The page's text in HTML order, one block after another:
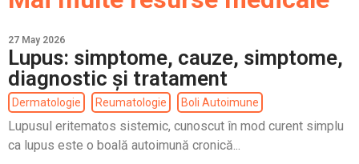
27 May 2026
Lupus: simptome, cauze, simptome,
diagnostic și tratament
Dermatologie Reumatologie Boli Autoimune
Lupusul eritematos sistemic, cunoscut în mod curent simplu
ca lupus este o boală autoimună cronică...